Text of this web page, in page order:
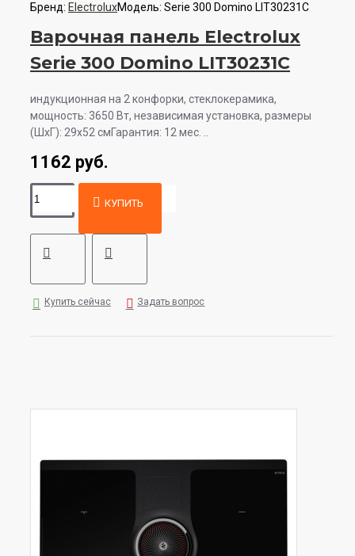
Бренд: ElectroluxМодель: Serie 300 Domino LIT30231C
Варочная панель Electrolux
Serie 300 Domino LIT30231C
индукционная на 2 конфорки, cтеклокерамика,
мощность: 3650 Вт, независимая установка, размеры
(ШхГ): 29x52 смГарантия: 12 мес. ..
1162 руб.
КУПИТЬ
Купить сейчас Задать вопрос